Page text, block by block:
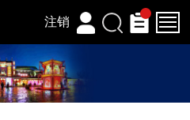
注销